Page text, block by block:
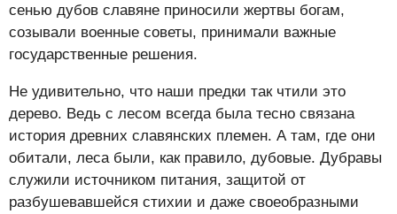
сенью дубов славяне приносили жертвы богам,
созывали военные советы, принимали важные
государственные решения.
Не удивительно, что наши предки так чтили это
дерево. Ведь с лесом всегда была тесно связана
история древних славянских племен. А там, где они
обитали, леса были, как правило, дубовые. Дубравы
служили источником питания, защитой от
разбушевавшейся стихии и даже своеобразными